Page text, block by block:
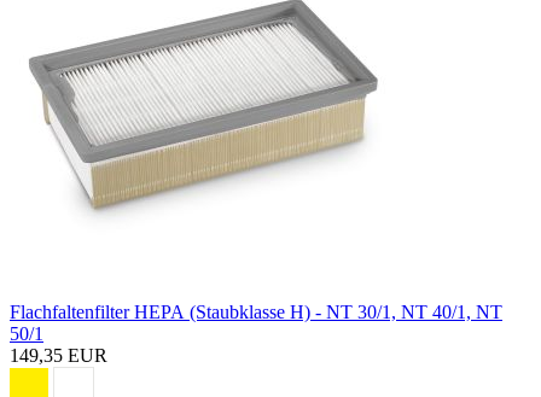
Flachfaltenfilter HEPA (Staubklasse H) - NT 30/1, NT 40/1, NT
50/1
149,35 EUR